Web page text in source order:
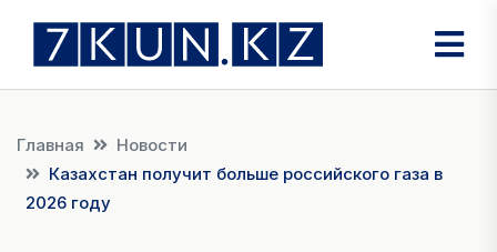
Главная
Новости
Казахстан получит больше российского газа в
2026 году